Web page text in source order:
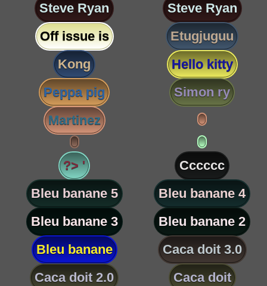
Steve Ryan
Steve Ryan
Off issue is
Etugjuguu
Kong
Hello kitty
Peppa pig
Simon ry
Martinez
?> '
Cccccc
Bleu banane 5
Bleu banane 4
Bleu banane 3
Bleu banane 2
Bleu banane
Caca doit 3.0
Caca doit 2.0
Caca doit